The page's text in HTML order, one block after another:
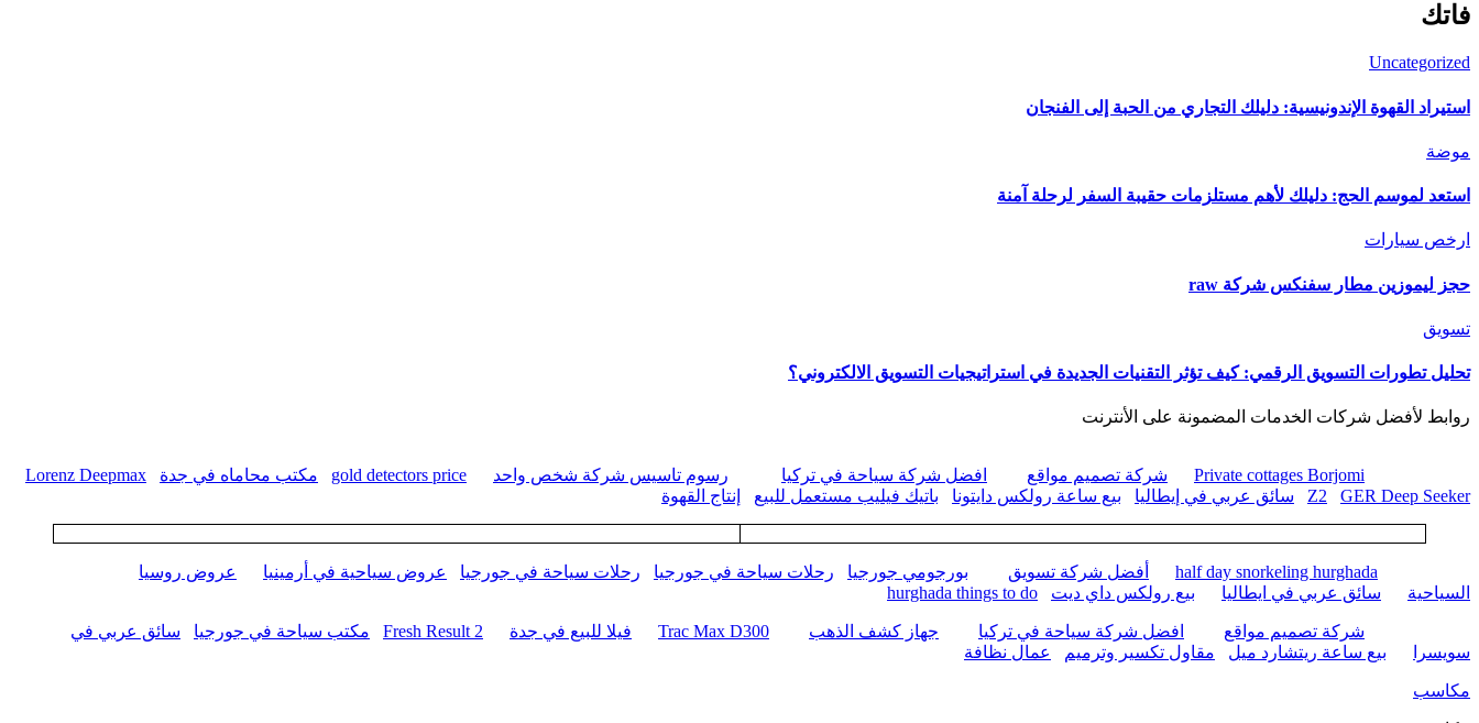
فاتك
Uncategorized
استيراد القهوة الإندونيسية: دليلك التجاري من الحبة إلى الفنجان
موضة
استعد لموسم الحج: دليلك لأهم مستلزمات حقيبة السفر لرحلة آمنة
ارخص سيارات
حجز ليموزين مطار سفنكس شركة raw
تسويق
تحليل تطورات التسويق الرقمي: كيف تؤثر التقنيات الجديدة في استراتيجيات التسويق الالكتروني؟
روابط لأفضل شركات الخدمات المضمونة على الأنترنت
Private cottages Borjomi شركة تصميم مواقع افضل شركة سياحة في تركيا رسوم تاسيس شركة شخص واحد gold detectors price مكتب محاماه في جدة
Lorenz Deepmax
Z2
GER Deep Seeker سائق عربي في إيطاليا بيع ساعة رولكس دايتونا باتيك فيليب مستعمل للبيع إنتاج القهوة
half day snorkeling hurghada أفضل شركة تسويق بورجومي جورجيا رحلات سياحة في جورجيا رحلات سياحة في جورجيا عروض سياحية في أرمينيا
عروض روسيا
السياحية
سائق عربي في ايطاليا بيع رولكس داي ديت hurghada things to do
شركة تصميم مواقع افضل شركة سياحة في تركيا جهاز كشف الذهب Trac Max D300 فيلا للبيع في جدة Fresh Result 2 مكتب سياحة في جورجيا
سائق عربي في
سويسرا
بيع ساعة ريتشارد ميل مقاول تكسير وترميم عمال نظافة
مكاسب